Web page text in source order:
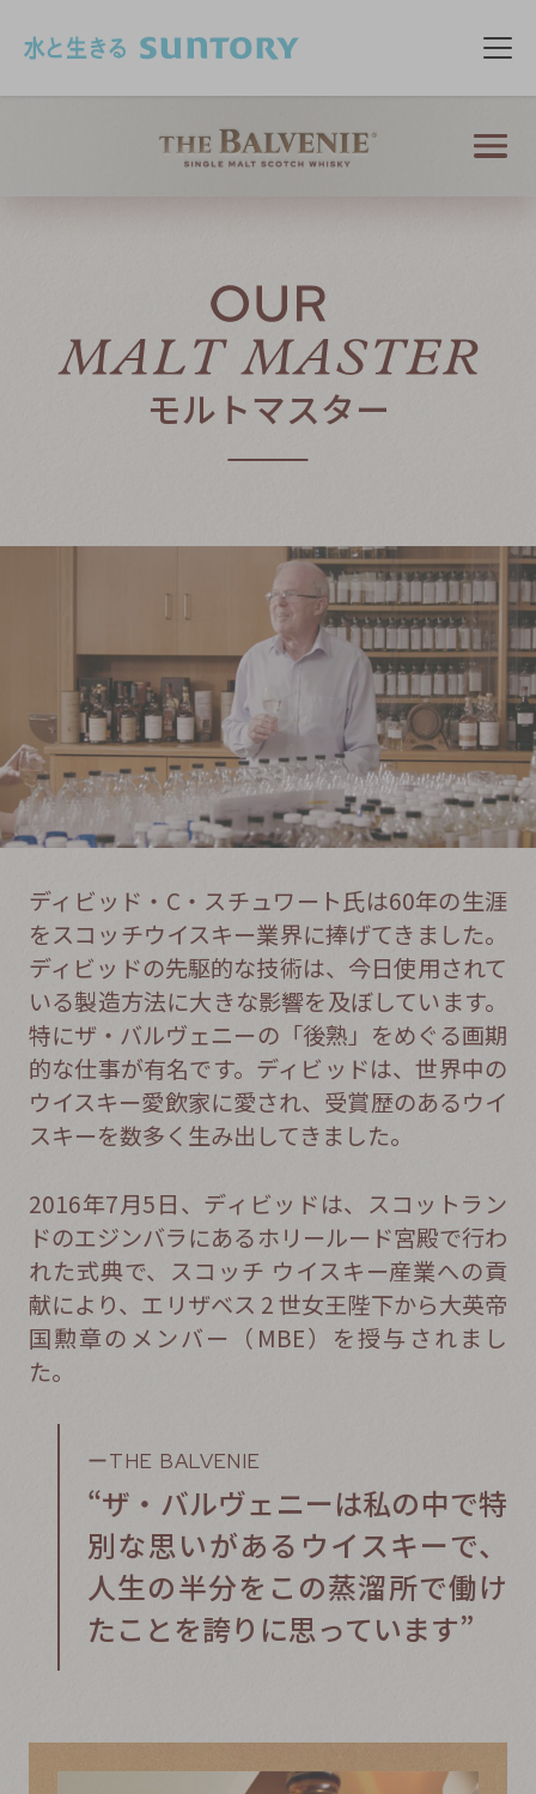
メ
FIVE RARE CRAFTS
類い稀なる5つの職人技
OUR CRAFTSMEN
DISTILLERY
蒸溜所
モルトマスター
ディビッド・C・スチュワート氏は60年の生涯
をスコッチウイスキー業界に捧げてきました。
ディビッドの先駆的な技術は、今日使用されて
いる製造方法に大きな影響を及ぼしています。
特にザ・バルヴェニーの「後熟」をめぐる画期
的な仕事が有名です。ディビッドは、世界中の
ウイスキー愛飲家に愛され、受賞歴のあるウイ
スキーを数多く生み出してきました。
2016年7月5日、ディビッドは、スコットラン
ドのエジンバラにあるホリールード宮殿で行わ
れた式典で、スコッチ ウイスキー産業への貢
献により、エリザベス 2 世女王陛下から大英帝
国勲章のメンバー（MBE）を授与されまし
た。
ーTHE BALVENIE
“ザ・バルヴェニーは私の中で特
別な思いがあるウイスキーで、
人生の半分をこの蒸溜所で働け
たことを誇りに思っています”